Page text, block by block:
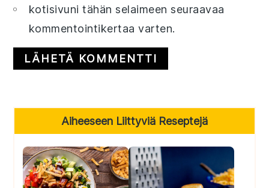
kotisivuni tähän selaimeen seuraavaa
kommentointikertaa varten.
Primary
Sidebar
Aiheeseen Liittyviä Reseptejä